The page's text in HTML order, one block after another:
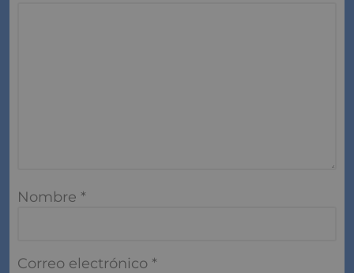
Nombre *
Correo electrónico *